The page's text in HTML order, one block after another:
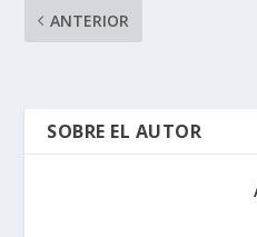
ANTERIOR
SOBRE EL AUTOR